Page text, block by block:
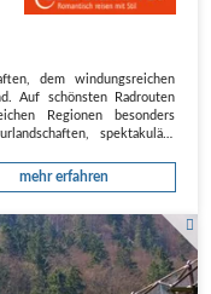
dem windungsreichen
Auf schönsten Radrouten
Regionen besonders
spektakuläre
mehr erfahren